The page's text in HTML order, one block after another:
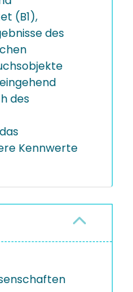
(B1),
des
des
Kennwerte